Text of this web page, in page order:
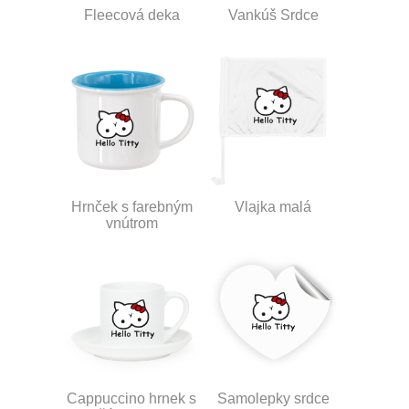
Fleecová deka Vankúš Srdce
Hrnček s farebným
vnútrom
Vlajka malá
Cappuccino hrnek s
Samolepky srdce